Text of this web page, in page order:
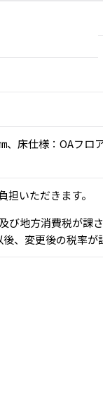
、床仕様：OAフ
いただきます。
地方消費税が課さ
、変更後の税率が